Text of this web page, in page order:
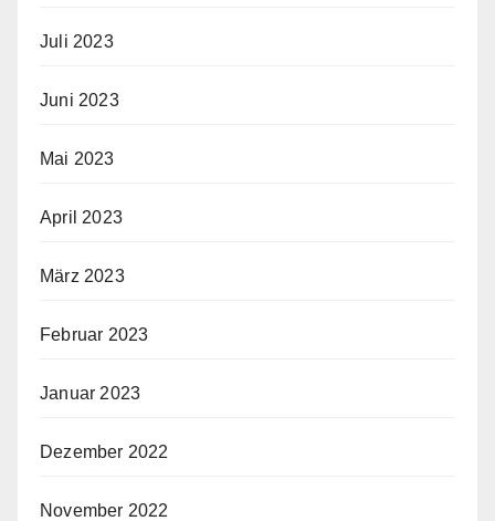
Juli 2023
Juni 2023
Mai 2023
April 2023
März 2023
Februar 2023
Januar 2023
Dezember 2022
November 2022